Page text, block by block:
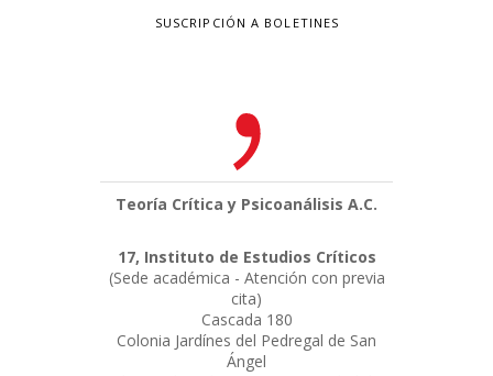
SUSCRIPCIÓN A BOLETINES
Teoría Crítica y Psicoanálisis A.C.
17, Instituto de Estudios Críticos
(Sede académica - Atención con previa
cita)
Cascada 180
Colonia Jardínes del Pedregal de San
Ángel